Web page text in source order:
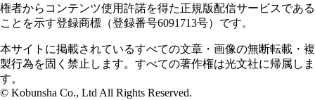
権者からコンテンツ使用許諾を得た正規版配信サービスである
ことを示す登録商標（登録番号6091713号）です。
本サイトに掲載されているすべての文章・画像の無断転載・複
製行為を固く禁止します。すべての著作権は光文社に帰属しま
す。
© Kobunsha Co., Ltd All Rights Reserved.